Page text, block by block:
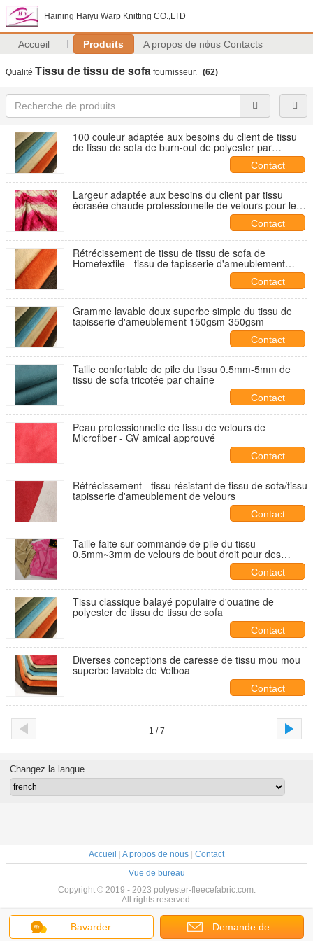
Haining Haiyu Warp Knitting CO.,LTD
Accueil Produits A propos de nous Contacts
Qualité Tissu de tissu de sofa fournisseur. (62)
100 couleur adaptée aux besoins du client de tissu
de tissu de sofa de burn-out de polyester par
Contact
Largeur adaptée aux besoins du client par tissu
écrasée chaude professionnelle de velours pour le
Contact
Rétrécissement de tissu de tissu de sofa de
Hometextile - tissu de tapisserie d'ameublement
Contact
Gramme lavable doux superbe simple du tissu de
tapisserie d'ameublement 150gsm-350gsm
Contact
Taille confortable de pile du tissu 0.5mm-5mm de
tissu de sofa tricotée par chaîne
Contact
Peau professionnelle de tissu de velours de
Microfiber - GV amical approuvé
Contact
Rétrécissement - tissu résistant de tissu de sofa/tissu
tapisserie d'ameublement de velours
Contact
Taille faite sur commande de pile du tissu
0.5mm~3mm de velours de bout droit pour des
Contact
Tissu classique balayé populaire d'ouatine de
polyester de tissu de tissu de sofa
Contact
Diverses conceptions de caresse de tissu mou mou
superbe lavable de Velboa
Contact
1 / 7
Bavarder Demande de
Changez la langue
Accueil A propos de nous
Contact
Vue de bureau
Copyright © 2019 - 2023 polyester-fleecefabric.com.
All rights reserved.